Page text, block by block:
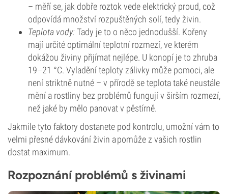
– měří se, jak dobře roztok vede elektrický proud, což
odpovídá množství rozpuštěných solí, tedy živin.
Teplota vody: Tady je to o něco jednodušší. Kořeny
mají určité optimální teplotní rozmezí, ve kterém
dokážou živiny přijímat nejlépe. U konopí je to zhruba
19–21 °C. Vyladění teploty zálivky může pomoci, ale
není striktně nutné – v přírodě se teplota také neustále
mění a rostliny bez problémů fungují v širším rozmezí,
než jaké by mělo panovat v pěstírně.
Jakmile tyto faktory dostanete pod kontrolu, umožní vám to
velmi přesné dávkování živin a pomůže z vašich rostlin
dostat maximum.
Rozpoznání problémů s živinami